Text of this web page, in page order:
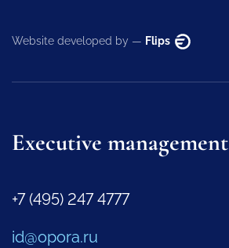
Website developed by — Flips
Executive management
+7 (495) 247 4777
id@opora.ru